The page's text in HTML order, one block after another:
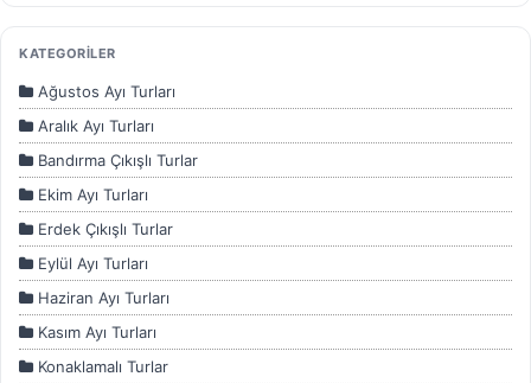
Kütahya'nın Büyüleyici Doğal Güzellikleri
İzmir: Tatil için Mükemmel Bir Seçenek
Devamını Göster
KATEGORİLER
Ağustos Ayı Turları
Aralık Ayı Turları
Bandırma Çıkışlı Turlar
Ekim Ayı Turları
Erdek Çıkışlı Turlar
Eylül Ayı Turları
Haziran Ayı Turları
Kasım Ayı Turları
Konaklamalı Turlar